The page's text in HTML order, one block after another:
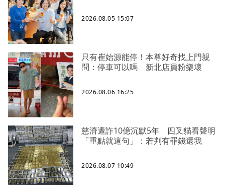
2026.08.05 15:07
只有崔始源能停！本尊好奇找上門親
問：停車可以嗎 新北店員粉樂壞
2026.08.06 16:25
慈濟遭詐10億沉默5年 四叉貓看聲明
「重點就這句」：若判有罪錢還我
2026.08.07 10:49